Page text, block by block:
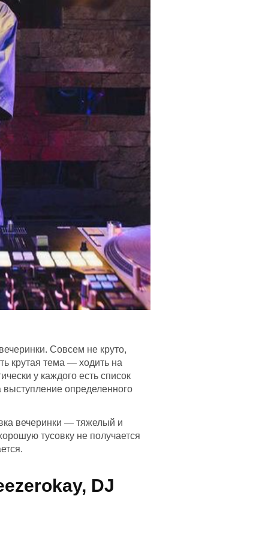
Совсем не круто,
крутая тема — ходить на
у каждого есть список
выступление определенного
вечеринки — тяжелый и
тусовку не получается
DJ